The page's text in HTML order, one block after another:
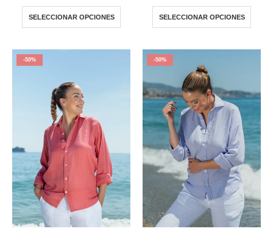
SELECCIONAR OPCIONES SELECCIONAR OPCIONES
-50% -50%